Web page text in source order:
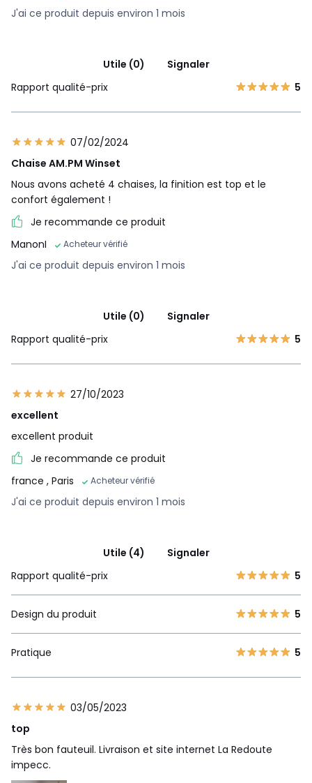
J'ai ce produit depuis environ 1 mois
Utile (0)
Signaler
Rapport qualité-prix
5
07/02/2024
Chaise AM.PM Winset
Nous avons acheté 4 chaises, la finition est top et le
confort également !
Je recommande ce produit
ManonI
Acheteur vérifié
J'ai ce produit depuis environ 1 mois
Utile (0)
Signaler
Rapport qualité-prix
5
27/10/2023
excellent
excellent produit
Je recommande ce produit
france , Paris Acheteur vérifié
J'ai ce produit depuis environ 1 mois
Utile (4)
Signaler
Rapport qualité-prix
5
Design du produit 5
Pratique 5
03/05/2023
top
Très bon fauteuil. Livraison et site internet La Redoute
impecc.